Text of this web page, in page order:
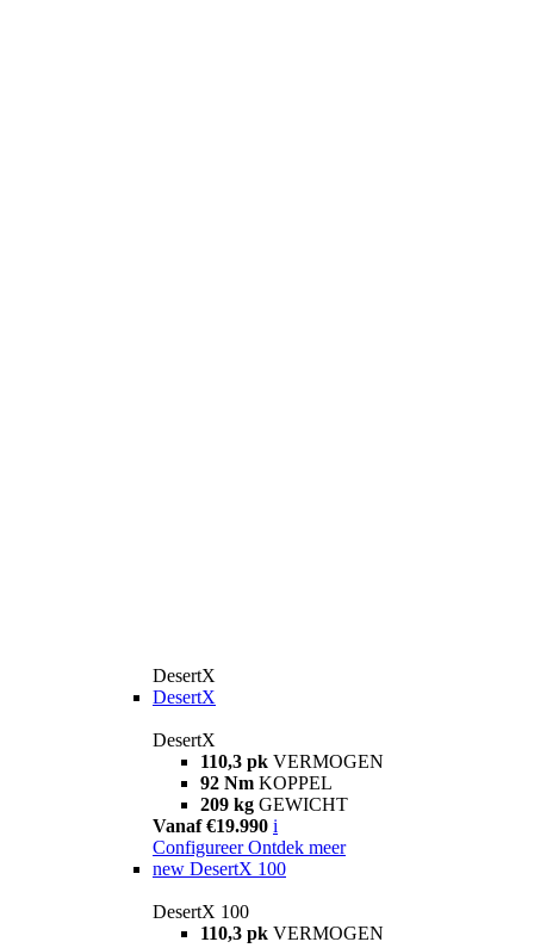
DesertX
DesertX
DesertX
110,3 pk VERMOGEN
92 Nm KOPPEL
209 kg GEWICHT
Vanaf €19.990 i
Configureer Ontdek meer
new DesertX 100
DesertX 100
110,3 pk VERMOGEN